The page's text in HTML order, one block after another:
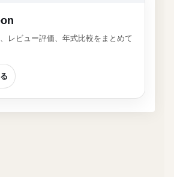
レビュー評価、年式比較をまとめて